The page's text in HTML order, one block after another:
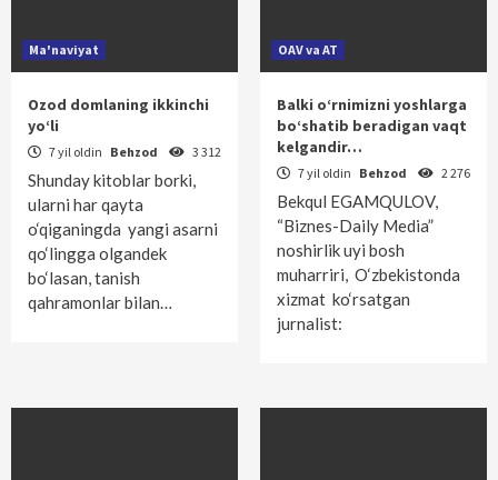
Ma'naviyat
Ozod domlaning ikkinchi
yo‘li
7 yil oldin Behzod 3 312
Shunday kitoblar borki,
ularni har qayta
o‘qiganingda yangi asarni
qo‘lingga olgandek
bo‘lasan, tanish
qahramonlar bilan…
OAV va AT
Balki o‘rnimizni yoshlarga
bo‘shatib beradigan vaqt
kelgandir…
7 yil oldin Behzod 2 276
Bekqul EGAMQULOV,
“Biznes-Daily Media”
noshirlik uyi bosh
muharriri, O‘zbekistonda
xizmat ko‘rsatgan
jurnalist: